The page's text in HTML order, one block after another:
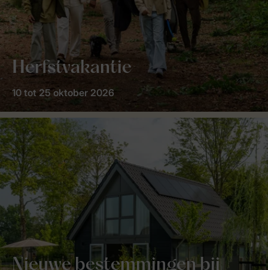
Herfstvakantie
10 tot 25 oktober 2026
Nieuwe bestemmingen bij